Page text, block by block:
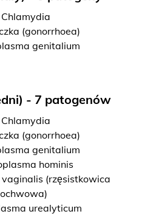
(gonorrhoea)
genitalium
- 7 patogenów
(gonorrhoea)
genitalium
hominis
(rzęsistkowica
urealyticum